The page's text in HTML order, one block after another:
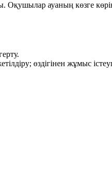
Оқушылар ауаның көзге
өздігінен жұмыс